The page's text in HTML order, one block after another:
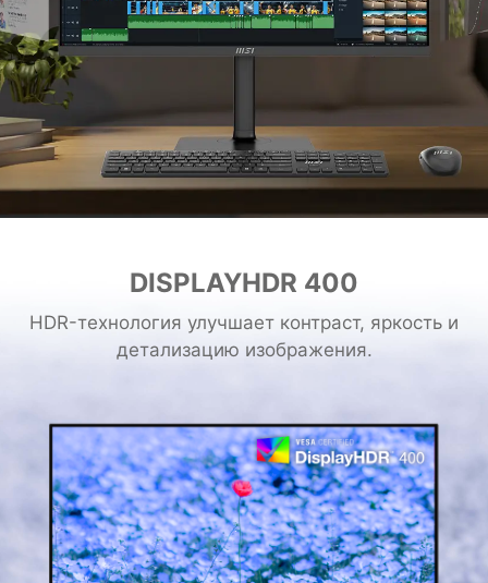
DISPLAYHDR 400
HDR-технология улучшает контраст, яркость и
детализацию изображения.